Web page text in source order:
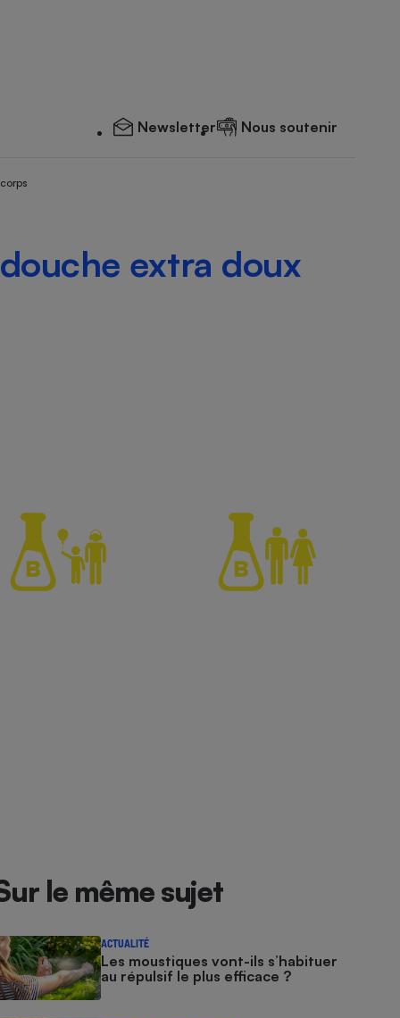
Newsletter Nous soutenir
extra doux
le même sujet
ACTUALITÉ
Les moustiques vont-ils s’habituer
au répulsif le plus efficace ?